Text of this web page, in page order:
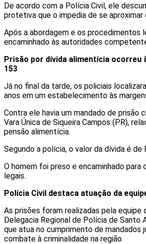
De acordo com a Polícia Civil, ele
protetiva que o impedia de se aproximar
Após a abordagem e os procedimentos
encaminhado às autoridades
Prisão por dívida alimentícia ocorreu
153
Já no final da tarde, os policiais
anos em um estabelecimento às
Contra ele havia um mandado de prisão
Vara Única de Siqueira Campos (PR),
pensão alimentícia.
Segundo a polícia, o valor da dívida é de
O homem foi preso e encaminhado para
legais.
Polícia Civil destaca atuação da
As prisões foram realizadas pela equipe
Delegacia Regional de Polícia de Santo
que atua no cumprimento de mandados
combate à criminalidade na região.